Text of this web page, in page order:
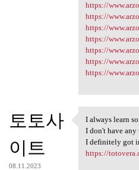
https://
https://
https://
https://
https://
https://
https://
토토사
이트
08.11.2023
I always
I always learn
I don't have any
I definitely got
https://